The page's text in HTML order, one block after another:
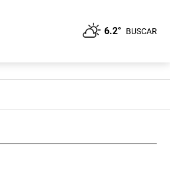
6.2° BUSCAR